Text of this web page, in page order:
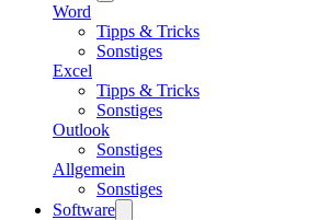
Word
Tipps & Tricks
Sonstiges
Excel
Tipps & Tricks
Sonstiges
Outlook
Sonstiges
Allgemein
Sonstiges
Software